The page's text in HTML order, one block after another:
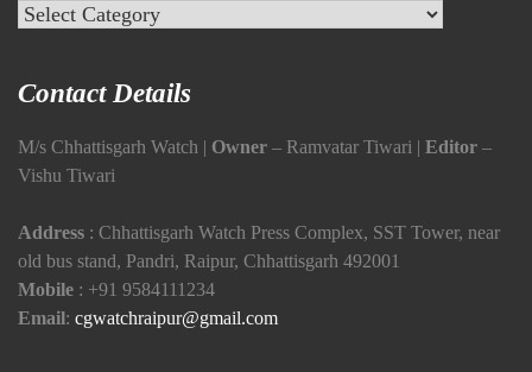
Categories
Contact Details
M/s Chhattisgarh Watch | Owner – Ramvatar Tiwari | Editor –
Vishu Tiwari
Address : Chhattisgarh Watch Press Complex, SST Tower, near
old bus stand, Pandri, Raipur, Chhattisgarh 492001
Mobile : +91 9584111234
Email: cgwatchraipur@gmail.com